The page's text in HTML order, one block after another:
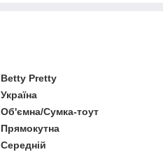
Betty Pretty
Україна
Об'ємна/Сумка-тоут
Прямокутна
Середній